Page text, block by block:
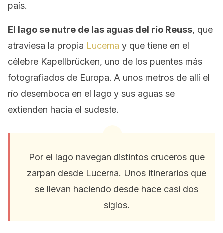
país.
El lago se nutre de las aguas del río Reuss, que
atraviesa la propia Lucerna y que tiene en el
célebre Kapellbrücken, uno de los puentes más
fotografiados de Europa. A unos metros de allí el
río desemboca en el lago y sus aguas se
extienden hacia el sudeste.
Por el lago navegan distintos cruceros que
zarpan desde Lucerna. Unos itinerarios que
se llevan haciendo desde hace casi dos
siglos.